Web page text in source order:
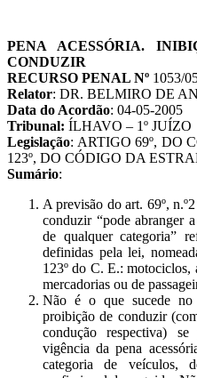
PENA ACESSÓRIA.
CONDUZIR
RECURSO PENAL Nº 1053/
Relator: DR. BELMIRO DE
Data do Acordão: 04-05-2005
Tribunal: ÍLHAVO – 1º JUÍZO
Legislação: ARTIGO 69º, DO
123º, DO CÓDIGO DA
Sumário:
A previsão do art. 69º,
conduzir “pode abranger
de qualquer categoria”
definidas pela lei,
123º do C. E.: motociclos,
mercadorias ou de
Não é o que sucede no
proibição de conduzir
condução respectiva)
vigência da pena
categoria de veículos,